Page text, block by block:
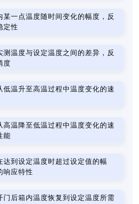
某一点温度随时间变化的幅度，反
定性
测温度与设定温度之间的差异，反
度
低温升至高温过程中温度变化的速
高温降至低温过程中温度变化的速
能
达到设定温度时超过设定值的幅
响应特性
门后箱内温度恢复到设定温度所需